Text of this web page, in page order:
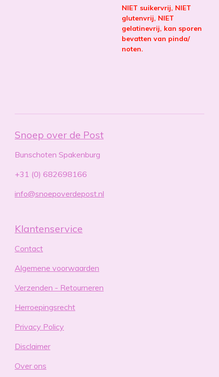
NIET suikervrij, NIET
glutenvrij, NIET
gelatinevrij, kan sporen
bevatten van pinda/
noten.
Snoep over de Post
Bunschoten Spakenburg
+31 (0) 682698166
info@snoepoverdepost.nl
Klantenservice
Contact
Algemene voorwaarden
Verzenden - Retourneren
Herroepingsrecht
Privacy Policy
Disclaimer
Over ons